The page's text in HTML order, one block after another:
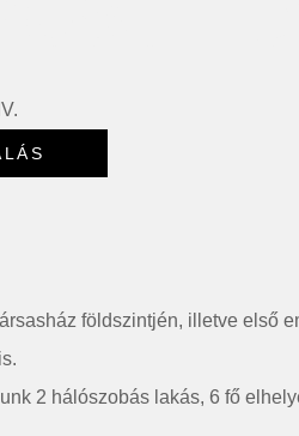
földszintjén, illetve első
2 hálószobás lakás, 6 fő